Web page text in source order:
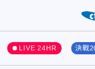
LIVE 24HR 決戰